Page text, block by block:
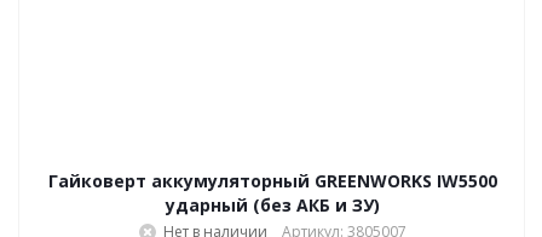
Гайковерт аккумуляторный GREENWORKS IW5500
ударный (без АКБ и ЗУ)
Нет в наличии Артикул: 3805007